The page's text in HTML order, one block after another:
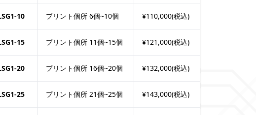
10 プリント個所 6個~10個 ¥110,000(税込)
15 プリント個所 11個~15個 ¥121,000(税込)
20 プリント個所 16個~20個 ¥132,000(税込)
25 プリント個所 21個~25個 ¥143,000(税込)